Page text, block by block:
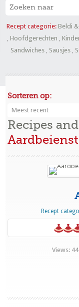
Recept categorie: Beldi
, Hoofdgerechten ,
Sandwiches , Sausjes ,
Sorteren op:
Meest recent
Recipes
Recept
Views: